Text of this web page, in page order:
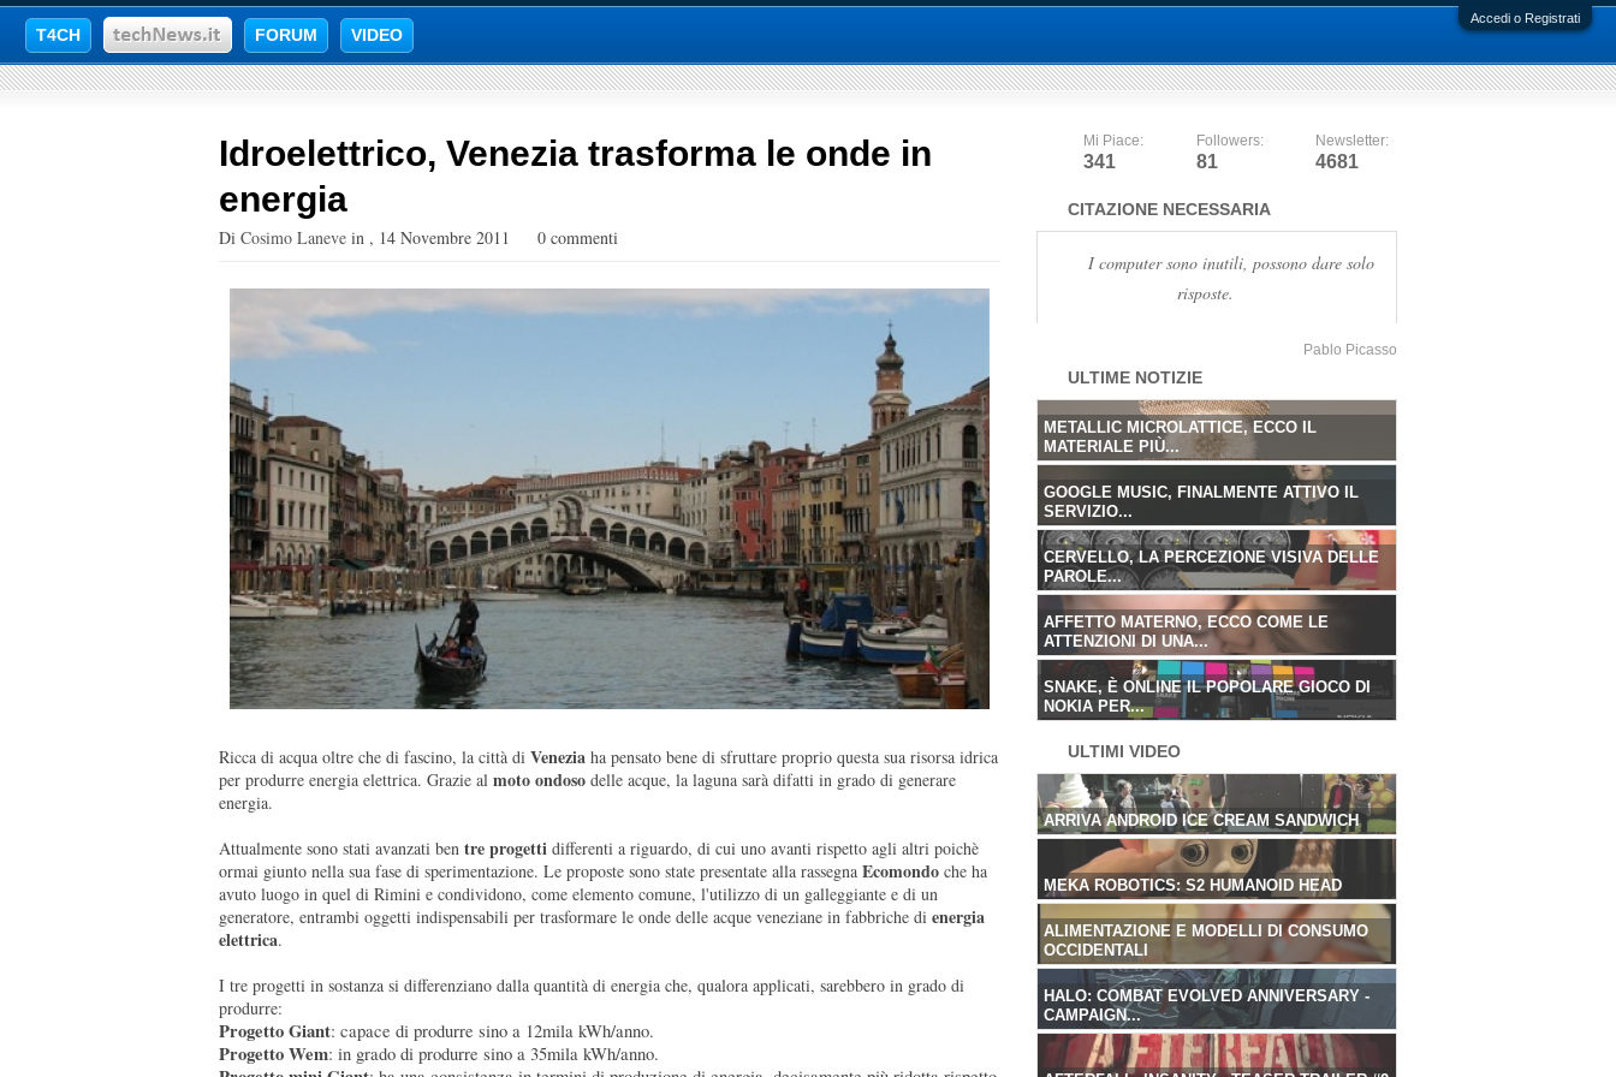
Accedi o Registrati
T4CH FORUM VIDEO
Idroelettrico, Venezia trasforma le onde in
energia
Di Cosimo Laneve in , 14 Novembre 2011 0 commenti
Ricca di acqua oltre che di fascino, la città di Venezia ha pensato bene di sfruttare proprio questa sua risorsa idrica
per produrre energia elettrica. Grazie al moto ondoso delle acque, la laguna sarà difatti in grado di generare
energia.
Attualmente sono stati avanzati ben tre progetti differenti a riguardo, di cui uno avanti rispetto agli altri poichè
ormai giunto nella sua fase di sperimentazione. Le proposte sono state presentate alla rassegna Ecomondo che ha
avuto luogo in quel di Rimini e condividono, come elemento comune, l'utilizzo di un galleggiante e di un
generatore, entrambi oggetti indispensabili per trasformare le onde delle acque veneziane in fabbriche di energia
elettrica.
I tre progetti in sostanza si differenziano dalla quantità di energia che, qualora applicati, sarebbero in grado di
produrre:
Progetto Giant: capace di produrre sino a 12mila kWh/anno.
Progetto Wem: in grado di produrre sino a 35mila kWh/anno.
Mi Piace:
341
Followers:
81
Newsletter:
4681
CITAZIONE NECESSARIA
I computer sono inutili, possono dare solo
risposte.
Pablo Picasso
ULTIME NOTIZIE
METALLIC MICROLATTICE, ECCO IL
MATERIALE PIÙ...
METALLIC MICROLATTICE, ECCO IL
MATERIALE PIÙ...
GOOGLE MUSIC, FINALMENTE ATTIVO IL
SERVIZIO...
GOOGLE MUSIC, FINALMENTE ATTIVO IL
SERVIZIO...
CERVELLO, LA PERCEZIONE VISIVA DELLE
PAROLE...
CERVELLO, LA PERCEZIONE VISIVA DELLE
PAROLE...
AFFETTO MATERNO, ECCO COME LE
ATTENZIONI DI UNA...
AFFETTO MATERNO, ECCO COME LE
ATTENZIONI DI UNA...
SNAKE, È ONLINE IL POPOLARE GIOCO DI
NOKIA PER...
SNAKE, È ONLINE IL POPOLARE GIOCO DI
NOKIA PER...
ULTIMI VIDEO
ARRIVA ANDROID ICE CREAM SANDWICH
ARRIVA ANDROID ICE CREAM SANDWICH
MEKA ROBOTICS: S2 HUMANOID HEAD
MEKA ROBOTICS: S2 HUMANOID HEAD
ALIMENTAZIONE E MODELLI DI CONSUMO
OCCIDENTALI
ALIMENTAZIONE E MODELLI DI CONSUMO
OCCIDENTALI
HALO: COMBAT EVOLVED ANNIVERSARY -
CAMPAIGN...
HALO: COMBAT EVOLVED ANNIVERSARY -
CAMPAIGN...